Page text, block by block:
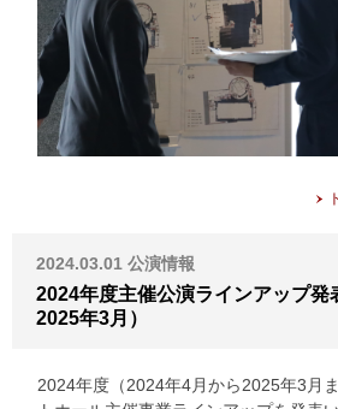
2024.03.01 公演情報
2024年度主催公演ラインアップ発
2025年3月）
2024年度（2024年4月から2025年3月